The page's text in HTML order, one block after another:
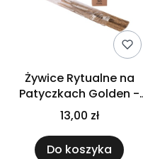
Żywice Rytualne na
Patyczkach Golden -
Palo Santo
13,00 zł
Do koszyka